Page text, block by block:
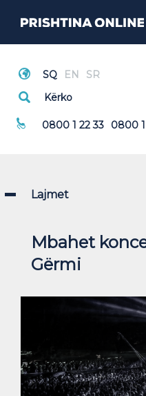
Thirrje Emergjente
0800 1 22 33 0800
Lajmet
Mbahet
Gërmi